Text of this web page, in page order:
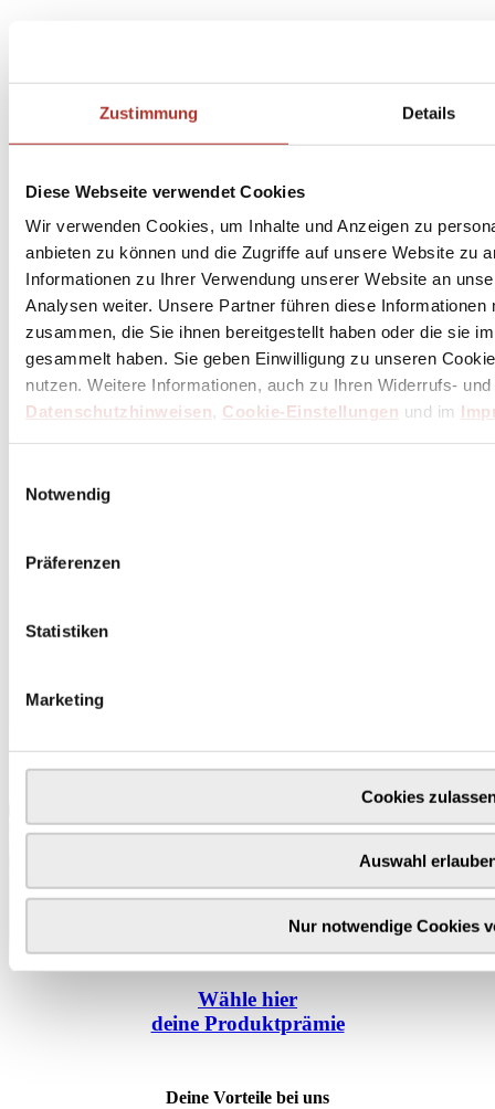
Zustimmung Details
Diese Webseite verwendet Cookies
Wir verwenden Cookies, um Inhalte und Anzeigen zu
anbieten zu können und die Zugriffe auf unsere Website zu
Informationen zu Ihrer Verwendung unserer Website an
Analysen weiter. Unsere Partner führen diese
zusammen, die Sie ihnen bereitgestellt haben oder die sie
gesammelt haben. Sie geben Einwilligung zu unseren
nutzen. Weitere Informationen, auch zu Ihren Widerrufs-
Datenschutzhinweisen, Cookie-Einstellungen und im
Notwendig
Präferenzen
Statistiken
Marketing
Cookies
Auswahl
Nur notwendige Cookies
Wähle hier
deine Produktprämie
Deine Vorteile bei uns